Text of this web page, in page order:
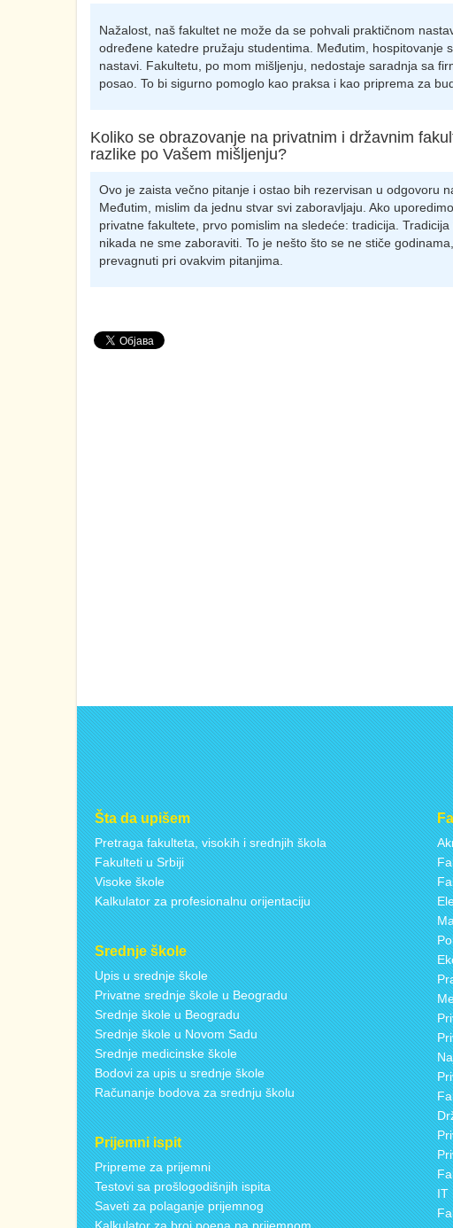
Nažalost, naš fakultet ne može da se pohvali praktičnom
određene katedre pružaju studentima. Međutim, hospitovanje
nastavi. Fakultetu, po mom mišljenju, nedostaje saradnja sa
posao. To bi sigurno pomoglo kao praksa i kao priprema za
Koliko se obrazovanje na privatnim i državnim
razlike po Vašem mišljenju?
Ovo je zaista večno pitanje i ostao bih rezervisan u odgovoru
Međutim, mislim da jednu stvar svi zaboravljaju. Ako
privatne fakultete, prvo pomislim na sledeće: tradicija.
nikada ne sme zaboraviti. To je nešto što se ne stiče
prevagnuti pri ovakvim pitanjima.
Šta da upišem
Pretraga fakulteta, visokih i srednjih škola
Fakulteti u Srbiji
Visoke škole
Kalkulator za profesionalnu orijentaciju
Srednje škole
Upis u srednje škole
Privatne srednje škole u Beogradu
Srednje škole u Beogradu
Srednje škole u Novom Sadu
Srednje medicinske škole
Bodovi za upis u srednje škole
Računanje bodova za srednju školu
Prijemni ispit
Pripreme za prijemni
Testovi sa prošlogodišnjih ispita
Saveti za polaganje prijemnog
IT